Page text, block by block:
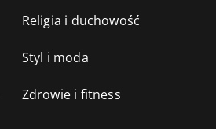
Religia i duchowość
Styl i moda
Zdrowie i fitness